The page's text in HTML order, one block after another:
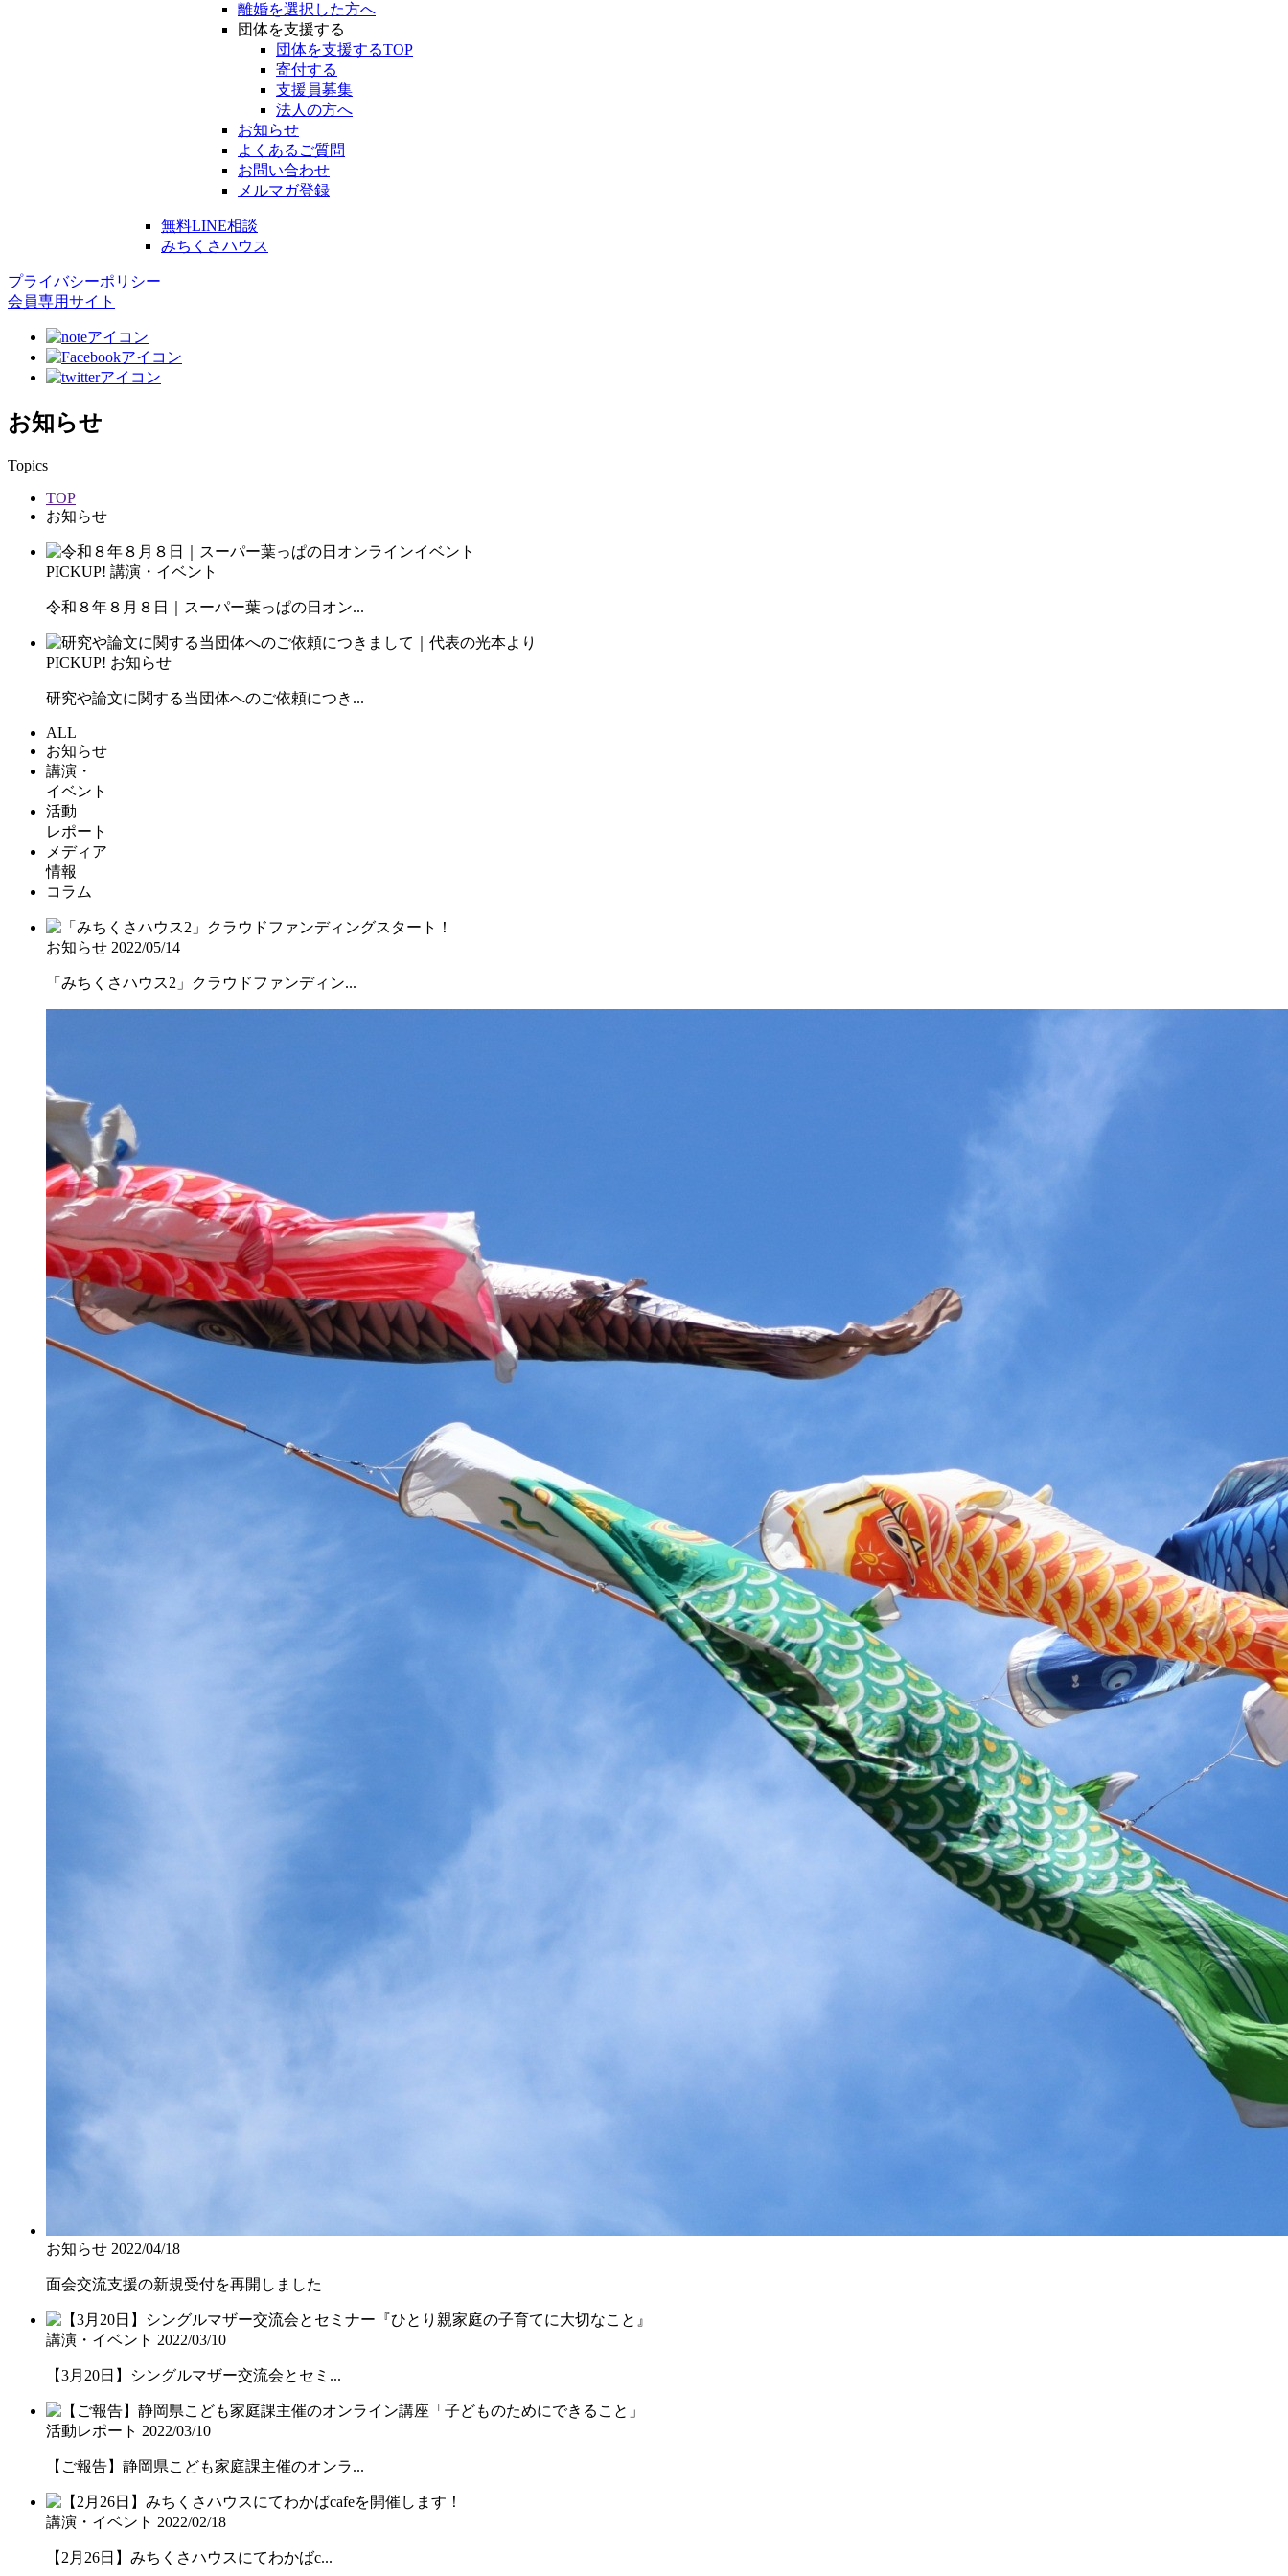
離婚を選択した方へ
団体を支援する
団体を支援するTOP
寄付する
支援員募集
法人の方へ
お知らせ
よくあるご質問
お問い合わせ
メルマガ登録
無料LINE相談
みちくさハウス
プライバシーポリシー
会員専用サイト
お知らせ
Topics
TOP
お知らせ
PICKUP! 講演・イベント
令和８年８月８日｜スーパー葉っぱの日オン...
PICKUP! お知らせ
研究や論文に関する当団体へのご依頼につき...
ALL
お知らせ
講演・
イベント
活動
レポート
メディア
情報
コラム
お知らせ 2022/05/14
「みちくさハウス2」クラウドファンディン...
お知らせ 2022/04/18
面会交流支援の新規受付を再開しました
講演・イベント 2022/03/10
【3月20日】シングルマザー交流会とセミ...
活動レポート 2022/03/10
【ご報告】静岡県こども家庭課主催のオンラ...
講演・イベント 2022/02/18
【2月26日】みちくさハウスにてわかばc...